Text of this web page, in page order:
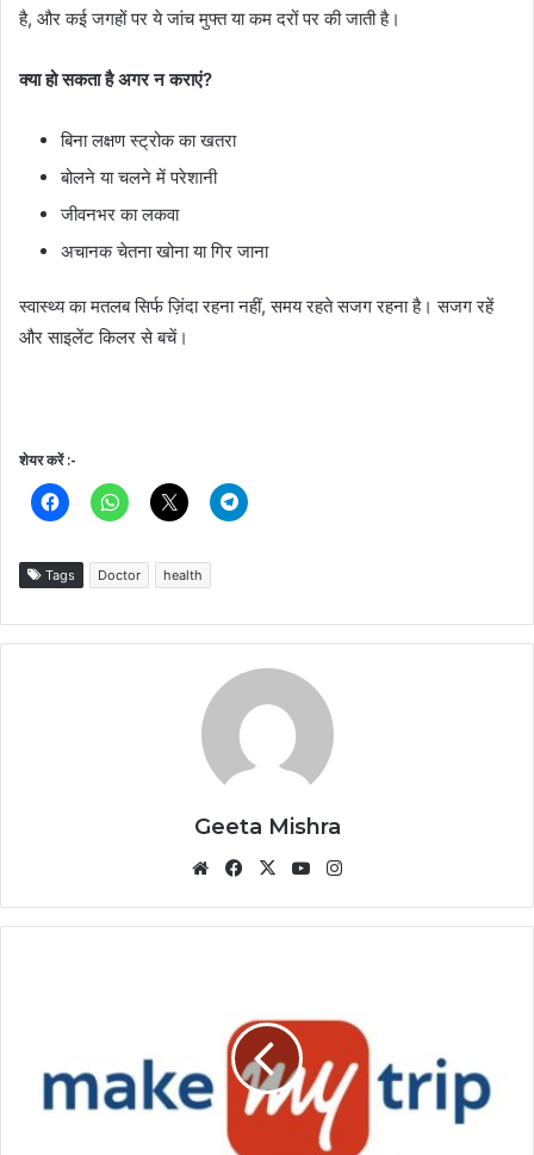
है, और कई जगहों पर ये जांच मुफ्त या कम दरों पर की जाती है।
क्या हो सकता है अगर न कराएं?
बिना लक्षण स्ट्रोक का खतरा
बोलने या चलने में परेशानी
जीवनभर का लकवा
अचानक चेतना खोना या गिर जाना
स्वास्थ्य का मतलब सिर्फ ज़िंदा रहना नहीं, समय रहते सजग रहना है। सजग रहें
और साइलेंट किलर से बचें।
शेयर करें :-
Tags Doctor health
Geeta Mishra
WebsiteFacebook
X YouTube